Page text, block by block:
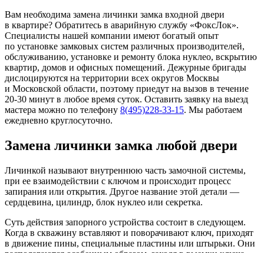
Вам необходима замена личинки замка входной двери
в квартире? Обратитесь в аварийную службу «ФоксЛок».
Специалисты нашей компании имеют богатый опыт
по установке замковых систем различных производителей,
обслуживанию, установке и ремонту блока нуклео, вскрытию
квартир, домов и офисных помещений. Дежурные бригады
дислоцируются на территории всех округов Москвы
и Московской области, поэтому приедут на вызов в течение
20-30 минут в любое время суток. Оставить заявку на выезд
мастера можно по телефону 8(495)228-33-15. Мы работаем
ежедневно круглосуточно.
Замена личинки замка любой двери
Личинкой называют внутреннюю часть замочной системы,
при ее взаимодействии с ключом и происходит процесс
запирания или открытия. Другое название этой детали —
сердцевина, цилиндр, блок нуклео или секретка.
Суть действия запорного устройства состоит в следующем.
Когда в скважину вставляют и поворачивают ключ, приходят
в движение пины, специальные пластины или штырьки. Они